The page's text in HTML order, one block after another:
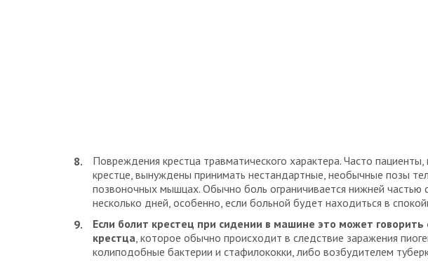
Повреждения крестца травматического характера. Часто
крестце, вынуждены принимать нестандартные, необычные позы
позвоночных мышцах. Обычно боль ограничивается нижней частью
несколько дней, особенно, если больной будет находиться в
Если болит крестец при сидении в машине это может
крестца, которое обычно происходит в следствие заражения
колиподобные бактерии и стафилококки, либо возбудителем